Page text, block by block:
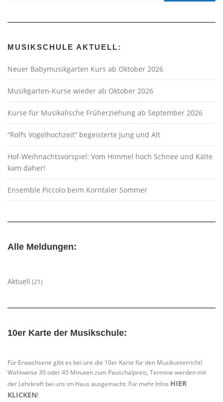
MUSIKSCHULE AKTUELL:
Neuer Babymusikgarten Kurs ab Oktober 2026
Musikgarten-Kurse wieder ab Oktober 2026
Kurse für Musikalische Früherziehung ab September 2026
“Rolfs Vogelhochzeit” begeisterte Jung und Alt
Hof-Weihnachtsvorspiel: Vom Himmel hoch Schnee und Kälte
kam daher!
Ensemble Piccolo beim Korntaler Sommer
Alle Meldungen:
Aktuell (21)
10er Karte der Musikschule:
Für Erwachsene gibt es bei uns die 10er Karte für den Musikunterricht!
Wahlweise 30 oder 45 Minuten zum Pauschalpreis, Termine werden mit
der Lehrkraft bei uns im Haus ausgemacht. Für mehr Infos HIER
KLICKEN!